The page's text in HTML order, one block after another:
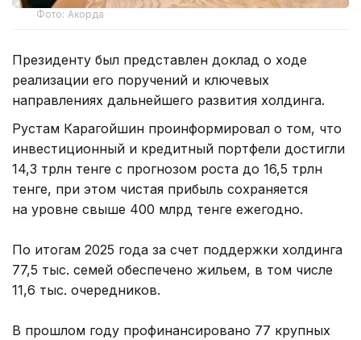
Фото: Акорда
Президенту был представлен доклад о ходе
реализации его поручений и ключевых
направлениях дальнейшего развития холдинга.
Рустам Карагойшин проинформировал о том, что
инвестиционный и кредитный портфели достигли
14,3 трлн тенге с прогнозом роста до 16,5 трлн
тенге, при этом чистая прибыль сохраняется
на уровне свыше 400 млрд тенге ежегодно.
По итогам 2025 года за счет поддержки холдинга
77,5 тыс. семей обеспечено жильем, в том числе
11,6 тыс. очередников.
В прошлом году профинансировано 77 крупных